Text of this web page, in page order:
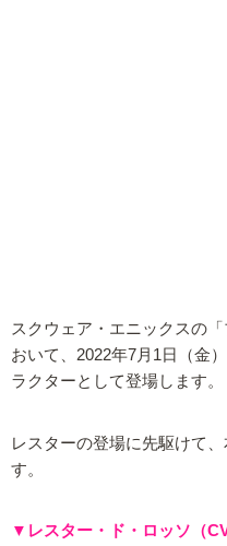
スクウェア・エニックスの
おいて、2022年7月1日（金
ラクターとして登場します。
レスターの登場に先駆けて
す。
▼レスター・ド・ロッソ（